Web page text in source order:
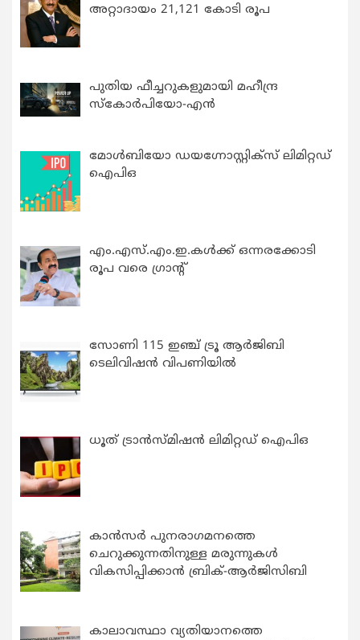
അറ്റാദായം 21,121 കോടി രൂപ
പുതിയ ഫീച്ചറുകളുമായി മഹീന്ദ്ര
സ്കോർപിയോ-എൻ
മോൾബിയോ ഡയഗ്നോസ്റ്റിക്സ് ലിമിറ്റഡ്
ഐപിഒ
എം.എസ്.എം.ഇ.കൾക്ക് ഒന്നരക്കോടി
രൂപ വരെ ഗ്രാന്റ്
സോണി 115 ഇഞ്ച് ട്രൂ ആർജിബി
ടെലിവിഷൻ വിപണിയിൽ
ധൂത് ട്രാൻസ്മിഷൻ ലിമിറ്റഡ് ഐപിഒ
കാന്‍സര്‍ പുനരാഗമനത്തെ
ചെറുക്കുന്നതിനുള്ള മരുന്നുകള്‍
വികസിപ്പിക്കാന്‍ ബ്രിക്-ആര്‍ജിസിബി
കാലാവസ്ഥാ വ്യതിയാനത്തെ